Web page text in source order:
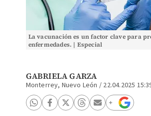
La vacunación es un factor clave para
enfermedades. | Especial
GABRIELA GARZA
Monterrey, Nuevo León / 22.04.2025